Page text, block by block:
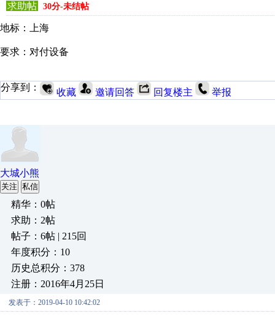
求助帖 30分-未结帖
地标：上海
要求：对付设备
分享到： 收藏 邀请回答 回复楼主 举报
大城小熊
关注 私信
精华：0帖
求助：2帖
帖子：6帖 | 215回
年度积分：10
历史总积分：378
注册：2016年4月25日
发表于：2019-04-10 10:42:02